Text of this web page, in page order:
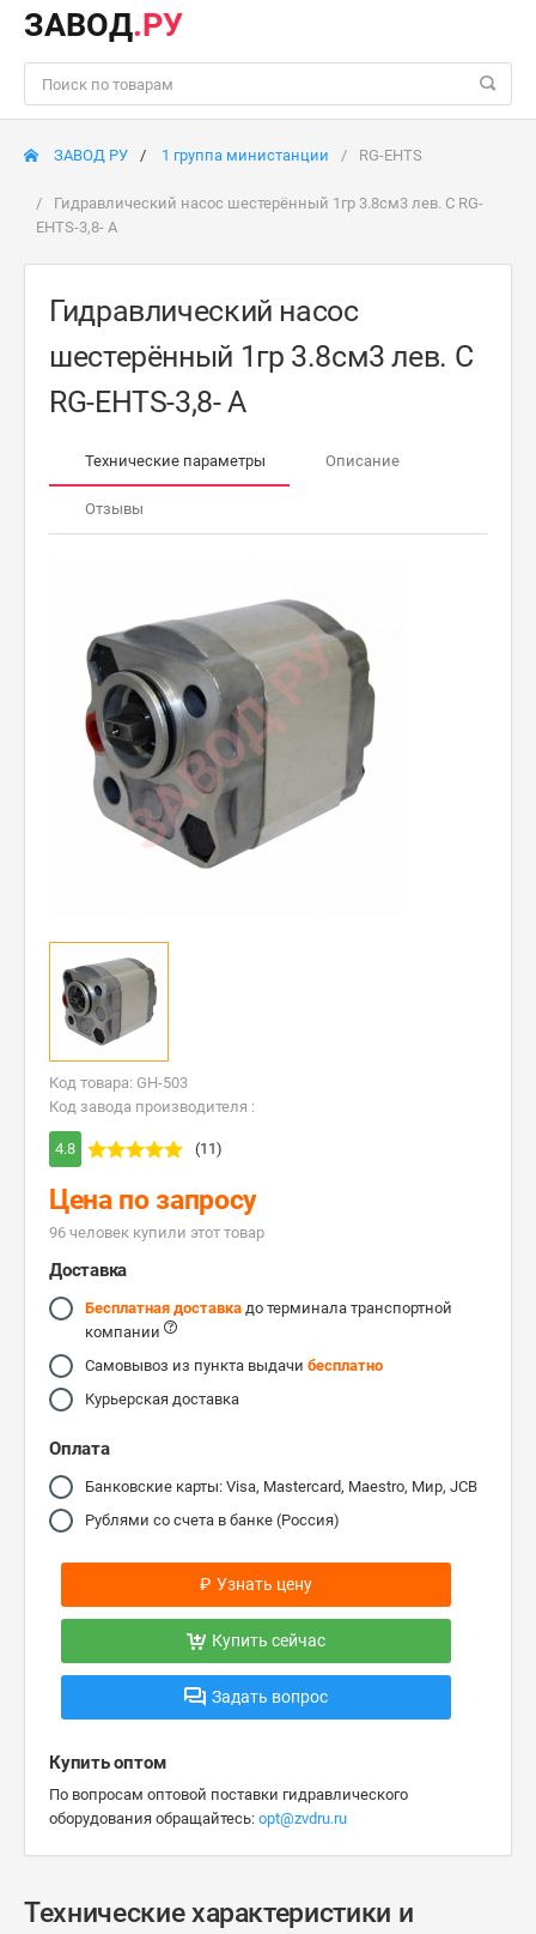
ЗАВОД.РУ
ЗАВОД РУ 1 группа министанции RG-EHTS
Гидравлический насос шестерённый 1гр 3.8см3 лев. С RG-
EHTS-3,8- А
Гидравлический насос
шестерённый 1гр 3.8см3 лев. С
RG-EHTS-3,8- А
Технические параметры Описание
Отзывы
Код товара: GH-503
Код завода производителя :
4.8 (11)
Цена по запросу
96 человек купили этот товар
Доставка
Бесплатная доставка до терминала транспортной
компании
Самовывоз из пункта выдачи бесплатно
Курьерская доставка
Оплата
Банковские карты: Visa, Mastercard, Maestro, Мир, JCB
Рублями со счета в банке (Россия)
₽ Узнать цену
Купить сейчас
Задать вопрос
Купить оптом
По вопросам оптовой поставки гидравлического
оборудования обращайтесь: opt@zvdru.ru
Технические характеристики и